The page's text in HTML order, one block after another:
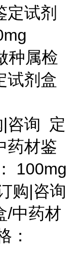
定试剂
种属检
试剂盒
|咨询 定
药材鉴
100mg
购|咨询
/中药材
：